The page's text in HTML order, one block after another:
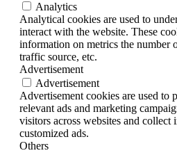
Analytics
Analytical cookies are used to
interact with the website. These
information on metrics the number
traffic source, etc.
Advertisement
Advertisement
Advertisement cookies are used to
relevant ads and marketing
visitors across websites and
customized ads.
Others